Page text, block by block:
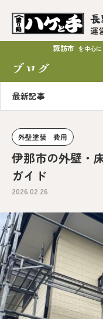
運
諏訪市 を中心に
ブログ
最新記事
外壁塗装 費用
伊那市の外壁・
ガイド
2026.02.26